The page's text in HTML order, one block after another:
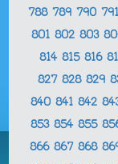
788 789 790 791
801 802 803
814 815 816
827 828 829
840 841 842
853 854 855
866 867 868